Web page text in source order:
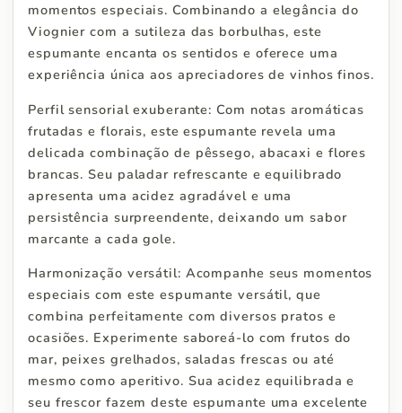
momentos especiais. Combinando a elegância do
Viognier com a sutileza das borbulhas, este
espumante encanta os sentidos e oferece uma
experiência única aos apreciadores de vinhos finos.
Perfil sensorial exuberante: Com notas aromáticas
frutadas e florais, este espumante revela uma
delicada combinação de pêssego, abacaxi e flores
brancas. Seu paladar refrescante e equilibrado
apresenta uma acidez agradável e uma
persistência surpreendente, deixando um sabor
marcante a cada gole.
Harmonização versátil: Acompanhe seus momentos
especiais com este espumante versátil, que
combina perfeitamente com diversos pratos e
ocasiões. Experimente saboreá-lo com frutos do
mar, peixes grelhados, saladas frescas ou até
mesmo como aperitivo. Sua acidez equilibrada e
seu frescor fazem deste espumante uma excelente